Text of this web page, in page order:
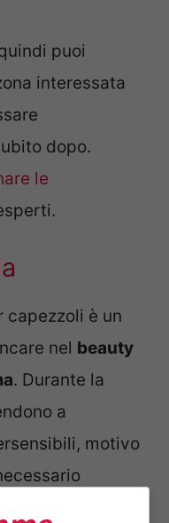
puoi
interessata
dopo.
le
capezzoli è un
nel beauty
. Durante la
a
motivo
La crema ti